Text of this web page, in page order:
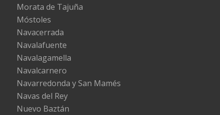
Morata de Tajuña
Móstoles
Navacerrada
Navalafuente
Navalagamella
Navalcarnero
Navarredonda y San Mamés
Navas del Rey
Nuevo Baztán